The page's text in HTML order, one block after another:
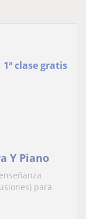
1ª clase gratis
Y Piano
para